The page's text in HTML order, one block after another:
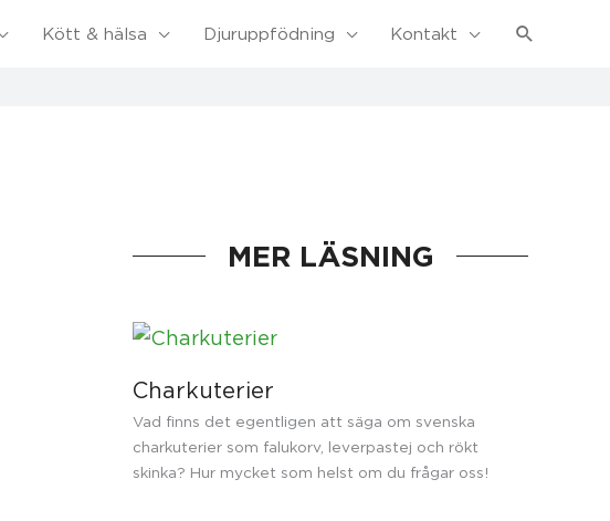
Kött & hälsa Djuruppfödning Kontakt Sök
MER LÄSNING
Charkuterier
Vad finns det egentligen att säga om svenska
charkuterier som falukorv, leverpastej och rökt
skinka? Hur mycket som helst om du frågar oss!